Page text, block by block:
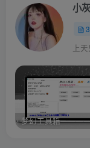
小